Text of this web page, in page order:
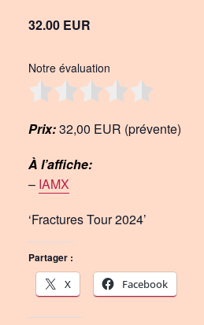
32.00 EUR
Notre évaluation
Prix:32,00 EUR (prévente)
À l’affiche:
– IAMX
‘Fractures Tour 2024’
Partager :
X
Facebook